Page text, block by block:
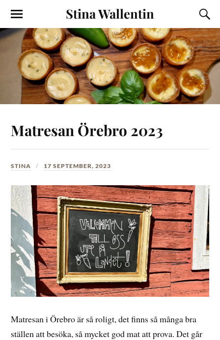
Stina Wallentin
Matresan Örebro 2023
STINA 17 SEPTEMBER, 2023
Matresan i Örebro är så roligt, det finns så många bra
ställen att besöka, så mycket god mat att prova. Det går